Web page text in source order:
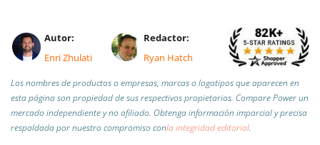
Autor:
Enri Zhulati
Redactor:
Ryan Hatch
Los nombres de productos o empresas, marcas o logotipos que aparecen en
esta página son propiedad de sus respectivos propietarios. Compare Power un
mercado independiente y no afiliado. Obtenga información imparcial y precisa
respaldada por nuestro compromiso conla integridad editorial.